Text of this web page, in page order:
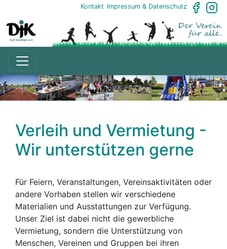
Kontakt Impressum & Datenschutz
Verleih und Vermietung -
Wir unterstützen gerne
Für Feiern, Veranstaltungen, Vereinsaktivitäten oder
andere Vorhaben stellen wir verschiedene
Materialien und Ausstattungen zur Verfügung.
Unser Ziel ist dabei nicht die gewerbliche
Vermietung, sondern die Unterstützung von
Menschen, Vereinen und Gruppen bei ihren